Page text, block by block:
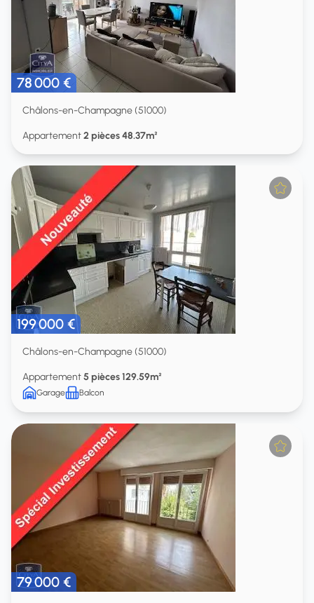
78 000 €
Châlons-en-Champagne (51000)
Appartement2 pièces 48.37m²
199 000 €
Châlons-en-Champagne (51000)
Appartement5 pièces 129.59m²
Garage Balcon
79 000 €